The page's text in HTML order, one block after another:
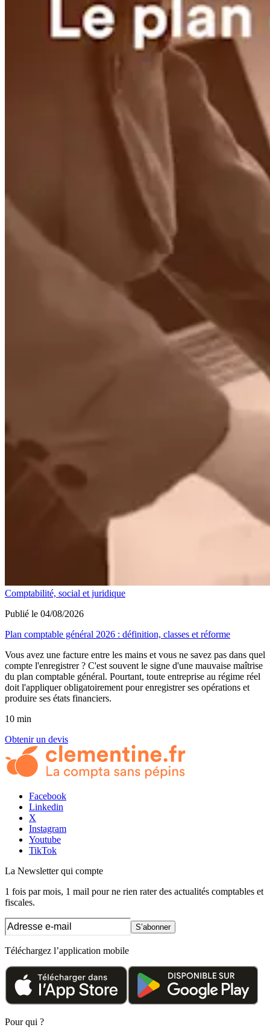
Comptabilité, social et juridique
Publié le 04/08/2026
Plan comptable général 2026 : définition, classes et réforme
Vous avez une facture entre les mains et vous ne savez pas dans quel
compte l'enregistrer ? C'est souvent le signe d'une mauvaise maîtrise
du plan comptable général. Pourtant, toute entreprise au régime réel
doit l'appliquer obligatoirement pour enregistrer ses opérations et
produire ses états financiers.
10 min
Obtenir un devis
Facebook
Linkedin
X
Instagram
Youtube
TikTok
La Newsletterqui compte
1 fois par mois, 1 mail pour ne rien rater des actualités comptables et
fiscales.
S’abonner
Téléchargez l’application mobile
Pour qui ?